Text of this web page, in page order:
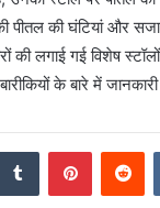
की घंटियां और
की लगाई गई विशेष
के बारे में
Tumblr Pinterest